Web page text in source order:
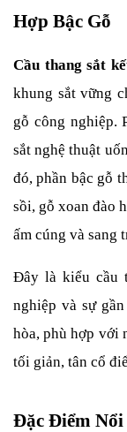
Hợp Bậc Gỗ
Cầu thang sắt
khung sắt vững
gỗ công nghiệp.
sắt nghệ thuật
đó, phần bậc gỗ
sồi, gỗ xoan đào
ấm cúng và sang
Đây là kiểu cầu
nghiệp và sự
hòa, phù hợp với
tối giản, tân cổ
Đặc Điểm Nổi